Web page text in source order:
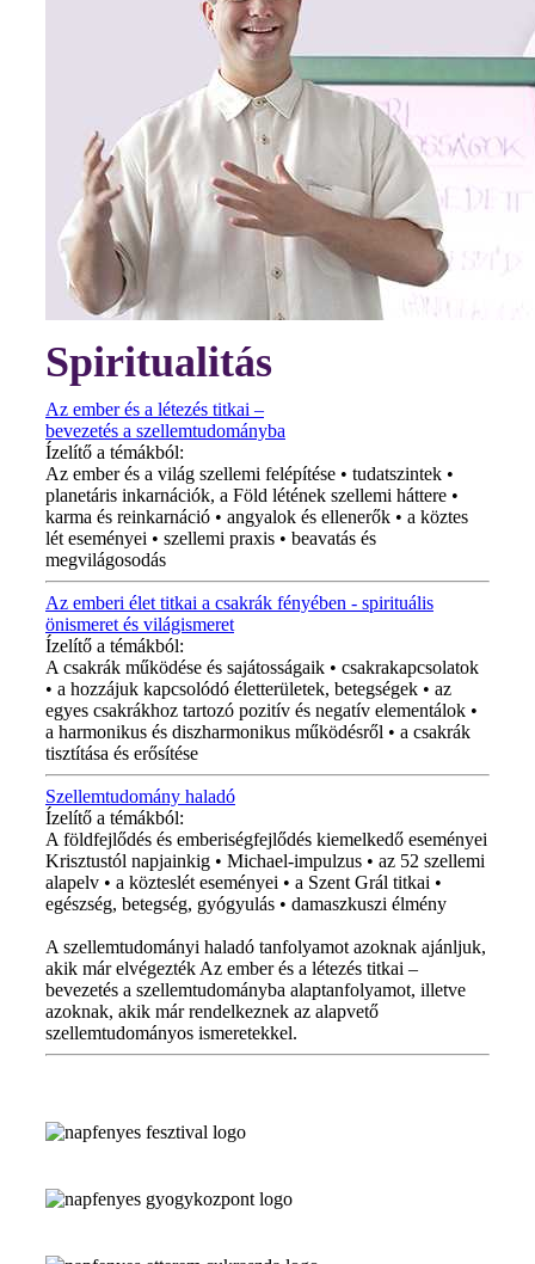
Spiritualitás
Az ember és a létezés titkai –
bevezetés a szellemtudományba
Ízelítő a témákból:
Az ember és a világ szellemi felépítése • tudatszintek •
planetáris inkarnációk, a Föld létének szellemi háttere •
karma és reinkarnáció • angyalok és ellenerők • a köztes
lét eseményei • szellemi praxis • beavatás és
megvilágosodás
Az emberi élet titkai a csakrák fényében - spirituális
önismeret és világismeret
Ízelítő a témákból:
A csakrák működése és sajátosságaik • csakrakapcsolatok
• a hozzájuk kapcsolódó életterületek, betegségek • az
egyes csakrákhoz tartozó pozitív és negatív elementálok •
a harmonikus és diszharmonikus működésről • a csakrák
tisztítása és erősítése
Szellemtudomány haladó
Ízelítő a témákból:
A földfejlődés és emberiségfejlődés kiemelkedő eseményei
Krisztustól napjainkig • Michael-impulzus • az 52 szellemi
alapelv • a közteslét eseményei • a Szent Grál titkai •
egészség, betegség, gyógyulás • damaszkuszi élmény
A szellemtudományi haladó tanfolyamot azoknak ajánljuk,
akik már elvégezték Az ember és a létezés titkai –
bevezetés a szellemtudományba alaptanfolyamot, illetve
azoknak, akik már rendelkeznek az alapvető
szellemtudományos ismeretekkel.